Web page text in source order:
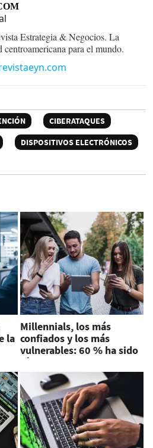
Estrategia & Negocios. La
centroamericana para el mundo.
CIBERATAQUES
DISPOSITIVOS ELECTRÓNICOS
la
Millennials, los más
confiados y los más
vulnerables: 60 % ha sido
víctima de engaños en
línea